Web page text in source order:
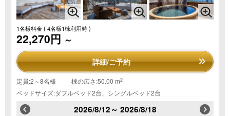
1名様料金( 4名様1棟利用時 )
22,270円 ～
詳細/ご予約
定員:2～8名様 棟の広さ:50.00 m2
ベッドサイズ:ダブルベッド2台、シングルベッド2台
2026/8/12～ 2026/8/18